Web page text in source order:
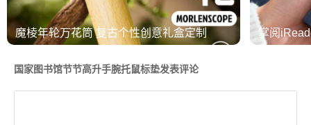
魔棱年轮万花筒 复古个性创意礼盒定制 掌阅
国家图书馆节节高升手腕托鼠标垫发表评论